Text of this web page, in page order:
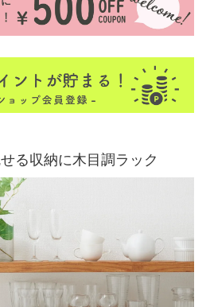
る収納に木目調ラック